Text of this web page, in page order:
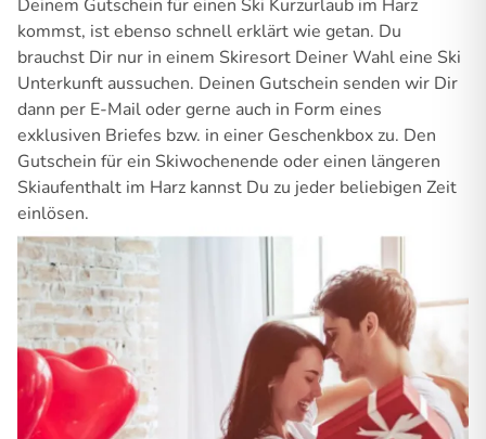
Deinem Gutschein für einen Ski Kurzurlaub im Harz
kommst, ist ebenso schnell erklärt wie getan. Du
brauchst Dir nur in einem Skiresort Deiner Wahl eine Ski
Unterkunft aussuchen. Deinen Gutschein senden wir Dir
dann per E-Mail oder gerne auch in Form eines
exklusiven Briefes bzw. in einer Geschenkbox zu. Den
Gutschein für ein Skiwochenende oder einen längeren
Skiaufenthalt im Harz kannst Du zu jeder beliebigen Zeit
einlösen.